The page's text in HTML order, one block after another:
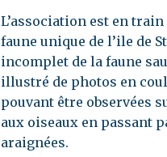
Objet
Dans la
Benevolat
L’association est en
faune unique de l’ile de
incomplet de la faune
illustré de photos en
pouvant être observées
aux oiseaux en passant
araignées.